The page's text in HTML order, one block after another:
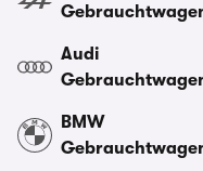
Audi
BMW